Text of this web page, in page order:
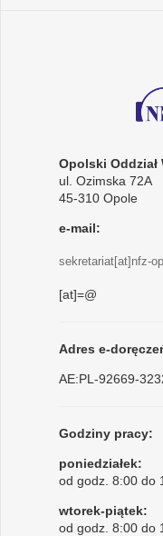
Opolski Oddział
ul. Ozimska 72A
45-310 Opole
e-mail:
sekretariat[at]nfz-
[at]=@
Adres e-
AE:PL-92669-
Godziny pracy:
poniedziałek:
od godz. 8:00 do
wtorek-piątek:
od godz. 8:00 do